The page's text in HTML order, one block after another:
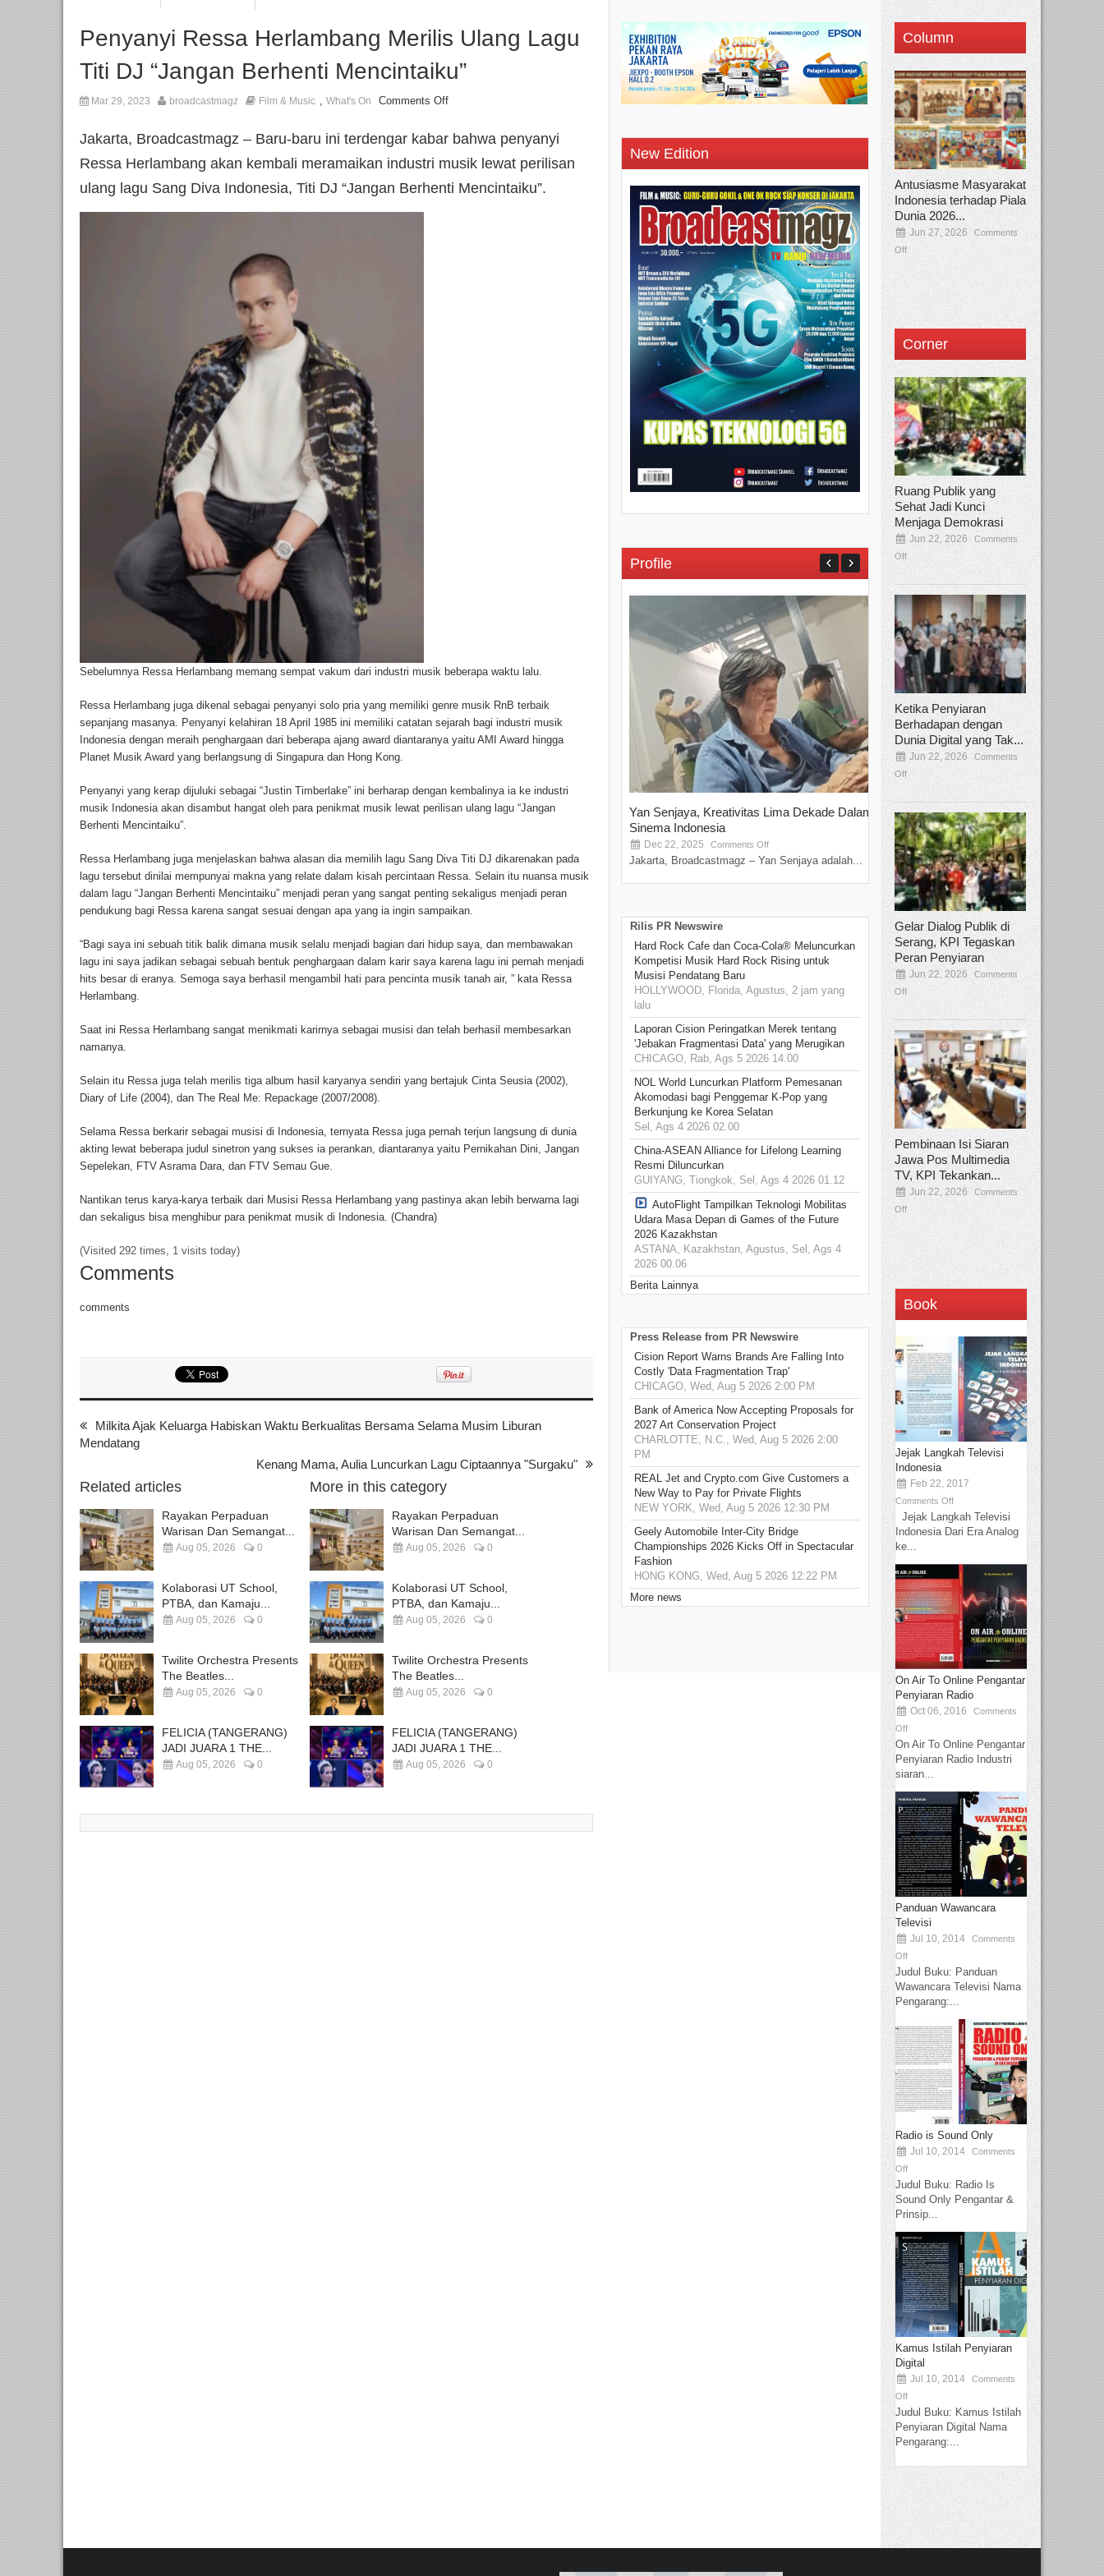
Penyanyi Ressa Herlambang Merilis Ulang Lagu
Titi DJ “Jangan Berhenti Mencintaiku”
Mar 29, 2023 broadcastmagz Film & Music , What's On Comments Off
Jakarta, Broadcastmagz – Baru-baru ini terdengar kabar bahwa penyanyi
Ressa Herlambang akan kembali meramaikan industri musik lewat perilisan
ulang lagu Sang Diva Indonesia, Titi DJ “Jangan Berhenti Mencintaiku”.
Sebelumnya Ressa Herlambang memang sempat vakum dari industri musik beberapa waktu lalu.
Ressa Herlambang juga dikenal sebagai penyanyi solo pria yang memiliki genre musik RnB terbaik
sepanjang masanya. Penyanyi kelahiran 18 April 1985 ini memiliki catatan sejarah bagi industri musik
Indonesia dengan meraih penghargaan dari beberapa ajang award diantaranya yaitu AMI Award hingga
Planet Musik Award yang berlangsung di Singapura dan Hong Kong.
Penyanyi yang kerap dijuluki sebagai “Justin Timberlake” ini berharap dengan kembalinya ia ke industri
musik Indonesia akan disambut hangat oleh para penikmat musik lewat perilisan ulang lagu “Jangan
Berhenti Mencintaiku”.
Ressa Herlambang juga menjelaskan bahwa alasan dia memilih lagu Sang Diva Titi DJ dikarenakan pada
lagu tersebut dinilai mempunyai makna yang relate dalam kisah percintaan Ressa. Selain itu nuansa musik
dalam lagu “Jangan Berhenti Mencintaiku” menjadi peran yang sangat penting sekaligus menjadi peran
pendukung bagi Ressa karena sangat sesuai dengan apa yang ia ingin sampaikan.
“Bagi saya ini sebuah titik balik dimana musik selalu menjadi bagian dari hidup saya, dan membawakan
lagu ini saya jadikan sebagai sebuah bentuk penghargaan dalam karir saya karena lagu ini pernah menjadi
hits besar di eranya. Semoga saya berhasil mengambil hati para pencinta musik tanah air, ” kata Ressa
Herlambang.
Saat ini Ressa Herlambang sangat menikmati karirnya sebagai musisi dan telah berhasil membesarkan
namanya.
Selain itu Ressa juga telah merilis tiga album hasil karyanya sendiri yang bertajuk Cinta Seusia (2002),
Diary of Life (2004), dan The Real Me: Repackage (2007/2008).
Selama Ressa berkarir sebagai musisi di Indonesia, ternyata Ressa juga pernah terjun langsung di dunia
akting lewat beberapa judul sinetron yang sukses ia perankan, diantaranya yaitu Pernikahan Dini, Jangan
Sepelekan, FTV Asrama Dara, dan FTV Semau Gue.
Nantikan terus karya-karya terbaik dari Musisi Ressa Herlambang yang pastinya akan lebih berwarna lagi
dan sekaligus bisa menghibur para penikmat musik di Indonesia. (Chandra)
(Visited 292 times, 1 visits today)
Comments
comments
Milkita Ajak Keluarga Habiskan Waktu Berkualitas Bersama Selama Musim Liburan
Mendatang
Kenang Mama, Aulia Luncurkan Lagu Ciptaannya "Surgaku"
Related articles
Rayakan Perpaduan
Warisan Dan Semangat...
Aug 05, 2026 0
Kolaborasi UT School,
PTBA, dan Kamaju...
Aug 05, 2026 0
Twilite Orchestra Presents
The Beatles...
Aug 05, 2026 0
FELICIA (TANGERANG)
JADI JUARA 1 THE...
Aug 05, 2026 0
More in this category
Rayakan Perpaduan
Warisan Dan Semangat...
Aug 05, 2026 0
Kolaborasi UT School,
PTBA, dan Kamaju...
Aug 05, 2026 0
Twilite Orchestra Presents
The Beatles...
Aug 05, 2026 0
FELICIA (TANGERANG)
JADI JUARA 1 THE...
Aug 05, 2026 0
New Edition
Profile
Yan Senjaya, Kreativitas Lima Dekade Dalam
Sinema Indonesia
Dec 22, 2025 Comments Off
Jakarta, Broadcastmagz – Yan Senjaya adalah...
Tamee Irelly Menjadi Juri Open
Film Terbaru...
Sep 08, 2025 Comments Off
Bekasi, Broadcastmagz – Dalam upaya
talenta...
Rilis PR Newswire
Hard Rock Cafe dan Coca-Cola® Meluncurkan
Kompetisi Musik Hard Rock Rising untuk
Musisi Pendatang Baru
HOLLYWOOD, Florida, Agustus, 2 jam yang
lalu
Laporan Cision Peringatkan Merek tentang
'Jebakan Fragmentasi Data' yang Merugikan
CHICAGO, Rab, Ags 5 2026 14.00
NOL World Luncurkan Platform Pemesanan
Akomodasi bagi Penggemar K-Pop yang
Berkunjung ke Korea Selatan
Sel, Ags 4 2026 02.00
China-ASEAN Alliance for Lifelong Learning
Resmi Diluncurkan
GUIYANG, Tiongkok, Sel, Ags 4 2026 01.12
AutoFlight Tampilkan Teknologi Mobilitas
Udara Masa Depan di Games of the Future
2026 Kazakhstan
ASTANA, Kazakhstan, Agustus, Sel, Ags 4
2026 00.06
Berita Lainnya
Press Release from PR Newswire
Cision Report Warns Brands Are Falling Into
Costly 'Data Fragmentation Trap'
CHICAGO, Wed, Aug 5 2026 2:00 PM
Bank of America Now Accepting Proposals for
2027 Art Conservation Project
CHARLOTTE, N.C., Wed, Aug 5 2026 2:00
PM
REAL Jet and Crypto.com Give Customers a
New Way to Pay for Private Flights
NEW YORK, Wed, Aug 5 2026 12:30 PM
Geely Automobile Inter-City Bridge
Championships 2026 Kicks Off in Spectacular
Fashion
HONG KONG, Wed, Aug 5 2026 12:22 PM
More news
Column
Antusiasme Masyarakat
Indonesia terhadap Piala
Dunia 2026...
Jun 27, 2026
Comments
Off
Corner
Ruang Publik yang
Sehat Jadi Kunci
Menjaga Demokrasi
Jun 22, 2026
Comments
Off
Ketika Penyiaran
Berhadapan dengan
Dunia Digital yang Tak...
Jun 22, 2026
Comments
Off
Gelar Dialog Publik di
Serang, KPI Tegaskan
Peran Penyiaran
Jun 22, 2026
Comments
Off
Pembinaan Isi Siaran
Jawa Pos Multimedia
TV, KPI Tekankan...
Jun 22, 2026
Comments
Off
Book
Jejak Langkah Televisi
Indonesia
Feb 22, 2017
Comments Off
Jejak Langkah Televisi
Indonesia Dari Era Analog
ke...
On Air To Online Pengantar
Penyiaran Radio
Oct 06, 2016
Comments
Off
On Air To Online Pengantar
Penyiaran Radio Industri
siaran...
Panduan Wawancara
Televisi
Jul 10, 2014
Comments
Off
Judul Buku: Panduan
Wawancara Televisi Nama
Pengarang:...
Radio is Sound Only
Jul 10, 2014
Comments
Off
Judul Buku: Radio Is
Sound Only Pengantar &
Prinsip...
Kamus Istilah Penyiaran
Digital
Jul 10, 2014
Comments
Off
Judul Buku: Kamus Istilah
Penyiaran Digital Nama
Pengarang:...